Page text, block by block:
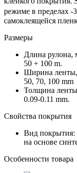
режиме в пределах
самоклеящейся
Размеры
Длина рулона,
50 + 100 m.
Ширина
50, 70, 100 mm
Толщина
0.09-0.11 mm.
Свойства покрытия
Вид покрытия:
на основе
Особенности товара